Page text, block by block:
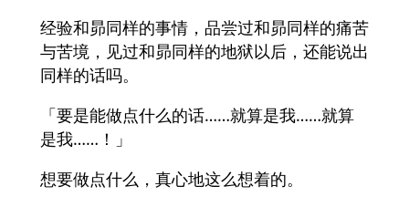
经验和昴同样的事情，品尝过和昴同样的痛苦
与苦境，见过和昴同样的地狱以后，还能说出
同样的话吗。
「要是能做点什么的话……就算是我……就算
是我……！」
想要做点什么，真心地这么想着的。